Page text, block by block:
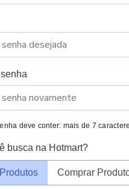
deve conter: mais de 7
busca na Hotmart?
Comprar